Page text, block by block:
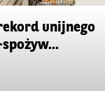
unijnego